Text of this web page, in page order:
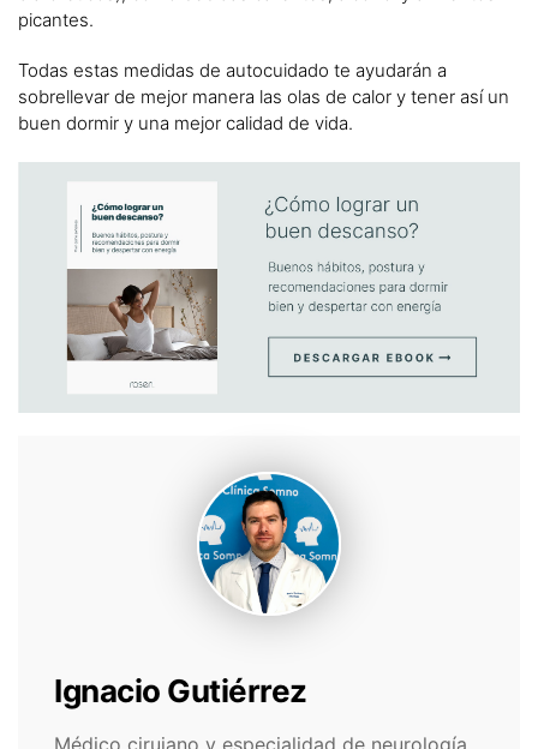
picantes.
Todas estas medidas de autocuidado te ayudarán a
sobrellevar de mejor manera las olas de calor y tener así un
buen dormir y una mejor calidad de vida.
Ignacio Gutiérrez